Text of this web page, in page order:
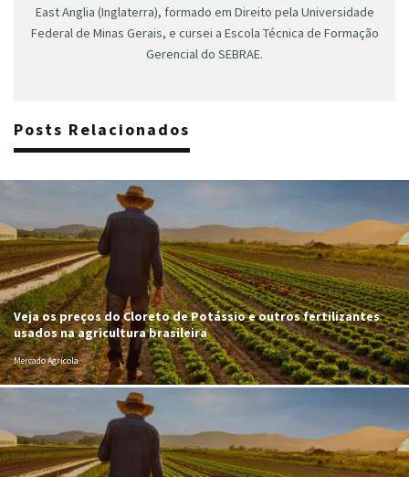
East Anglia (Inglaterra), formado em Direito pela Universidade
Federal de Minas Gerais, e cursei a Escola Técnica de Formação
Gerencial do SEBRAE.
Posts Relacionados
Veja os preços do Cloreto de Potássio e outros fertilizantes
usados na agricultura brasileira
Mercado Agrícola